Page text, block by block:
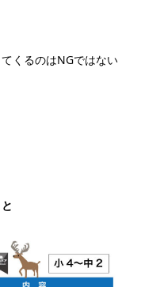
くるのはNGではない